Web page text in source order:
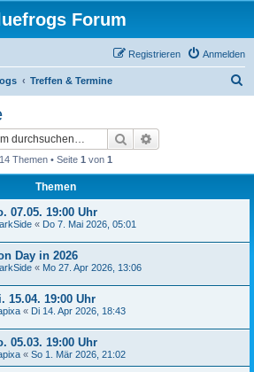
Forum
Anmelden
Registrieren
Treffen & Termine
Suche
14 Themen • Seite 1 von 1
Themen
07.05. 19:00 Uhr
« Do 7. Mai 2026, 05:01
Day in 2026
« Mo 27. Apr 2026, 13:06
15.04. 19:00 Uhr
« Di 14. Apr 2026, 18:43
05.03. 19:00 Uhr
« So 1. Mär 2026, 21:02